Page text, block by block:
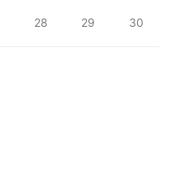
28 29 30